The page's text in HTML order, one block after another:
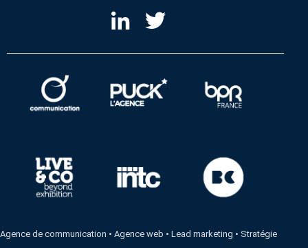
Agence de communication •Agence web •Lead marketing • Stratégie